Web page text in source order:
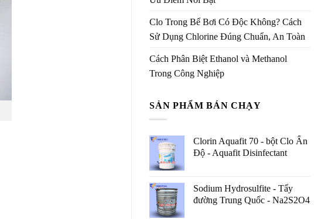
Clo Trong Bể Bơi Có Độc Không? Cách
Sử Dụng Chlorine Đúng Chuẩn, An Toàn
Cách Phân Biệt Ethanol và Methanol
Trong Công Nghiệp
SẢN PHẨM BÁN CHẠY
Clorin Aquafit 70 - bột Clo Ấn
Độ - Aquafit Disinfectant
Sodium Hydrosulfite - Tẩy
đường Trung Quốc - Na2S2O4